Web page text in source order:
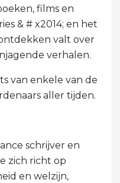
films en
& # x2014; en het
valt over
verhalen.
van enkele van de
aller tijden.
schrijver en
zich richt op
en welzijn,